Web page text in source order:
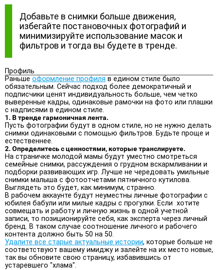
Добавьте в снимки больше движения,
избегайте постановочных фотографий и
минимизируйте использование масок и
фильтров и тогда вы будете в тренде.
Профиль
Раньше оформление профиля в едином стиле было
обязательным. Сейчас подход более демократичный и
подписчики ценят индивидуальность больше, чем четко
выверенные кадры, одинаковые рамочки на фото или плашки
с надписями в едином стиле.
1. В тренде гармоничная лента.
Пусть фотографии будут в одном стиле, но не нужно делать
снимки одинаковыми с помощью фильтров. Будьте проще и
естественнее.
2. Определитесь с ценностями, которые транслируете.
На страничке молодой мамы будут уместно смотреться
семейные снимки, рассуждения о грудном вскармливании и
подборки развивающих игр. Лучше не чередовать умильные
снимки малыша с фотоотчетами пятничного кутилова.
Выглядеть это будет, как минимум, странно.
В рабочем аккаунте будут неуместны личные фотографии с
юбилея бабули или милые кадры с прогулки. Если хотите
совмещать и работу и личную жизнь в одной учетной
записи, то позиционируйте себя, как эксперта через личный
бренд. В таком случае соотношение личного и рабочего
контента должно быть 50 на 50.
Удалите все старые актуальные истории, которые больше не
соответствуют вашему имиджу и залейте на их место новые,
так вы обновите свою страницу, избавившись от
устаревшего "хлама".